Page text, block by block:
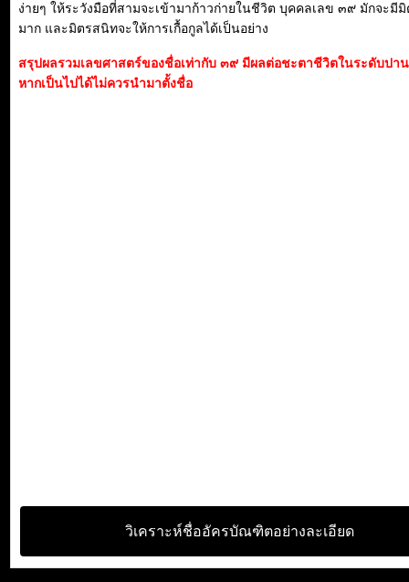
ง่ายๆ ให้ระวังมือที่สามจะเข้ามาก้าวก่ายในชีวิต บุคคลเลข ๓๙ มักจะมี
มาก และมิตรสนิทจะให้การเกื้อกูลได้เป็นอย่าง
สรุปผลรวมเลขศาสตร์ของชื่อเท่ากับ ๓๙ มีผลต่อชะตาชีวิตในระดับปา
หากเป็นไปได้ไม่ควรนำมาตั้งชื่อ
วิเคราะห์ชื่ออัครบัณฑิตอย่างละเอียด